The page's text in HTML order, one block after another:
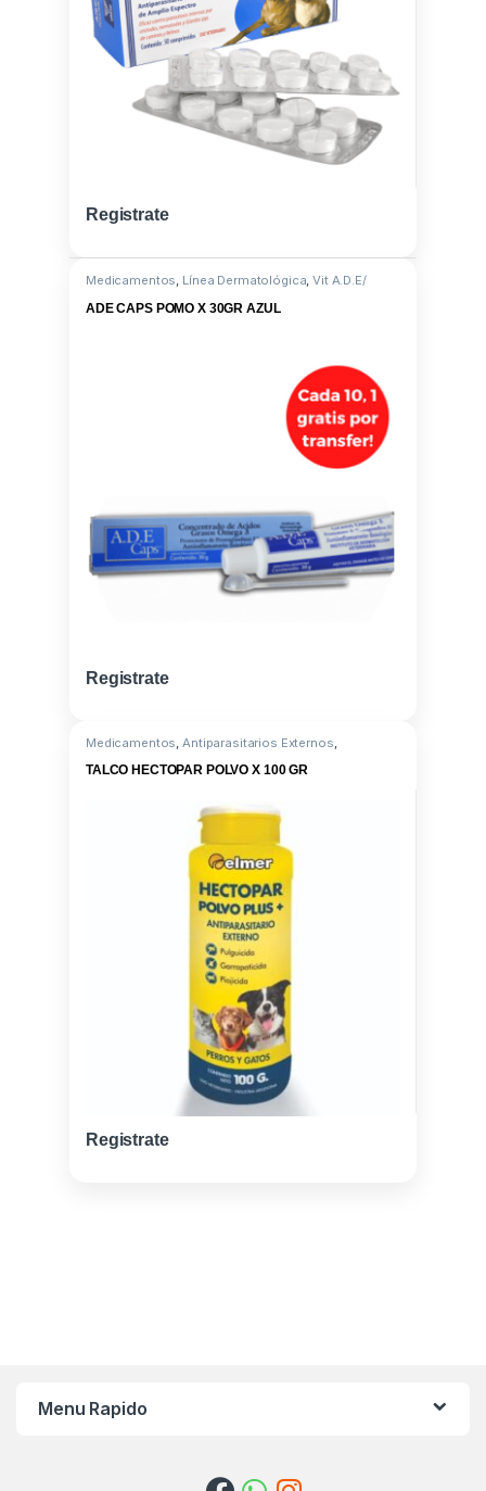
Registrate
Medicamentos, Línea Dermatológica,Vit A.D.E/
ADE CAPS POMO X 30GR AZUL
Registrate
Medicamentos Antiparasitarios Externos
Antiparasitario Externo
TALCO HECTOPAR POLVO X 100 GR
Registrate
Menu Rapido